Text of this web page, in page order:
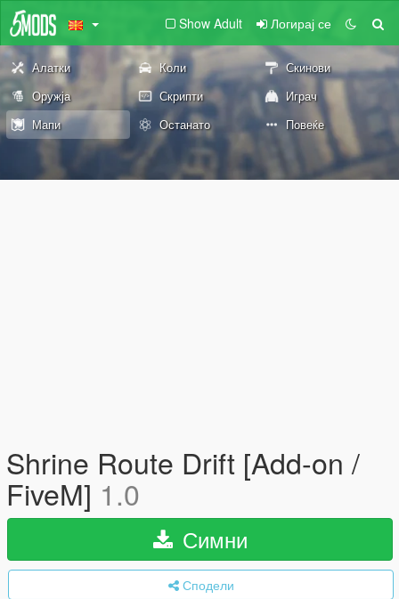
Show Adult Логирај се
Алатки Коли
Скинови
Оружја
Скрипти
Играч
Мапи
Останато Повеќе
Shrine Route Drift [Add-on /
FiveM] 1.0
Симни
Сподели